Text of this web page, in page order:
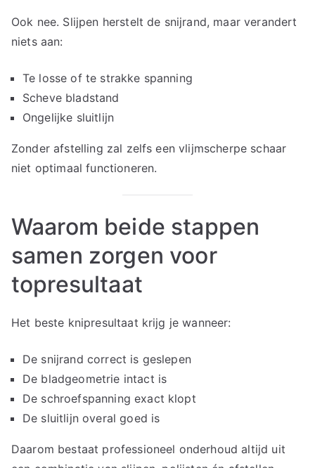
Ook nee. Slijpen herstelt de snijrand, maar verandert
niets aan:
Te losse of te strakke spanning
Scheve bladstand
Ongelijke sluitlijn
Zonder afstelling zal zelfs een vlijmscherpe schaar
niet optimaal functioneren.
Waarom beide stappen
samen zorgen voor
topresultaat
Het beste knipresultaat krijg je wanneer:
De snijrand correct is geslepen
De bladgeometrie intact is
De schroefspanning exact klopt
De sluitlijn overal goed is
Daarom bestaat professioneel onderhoud altijd uit